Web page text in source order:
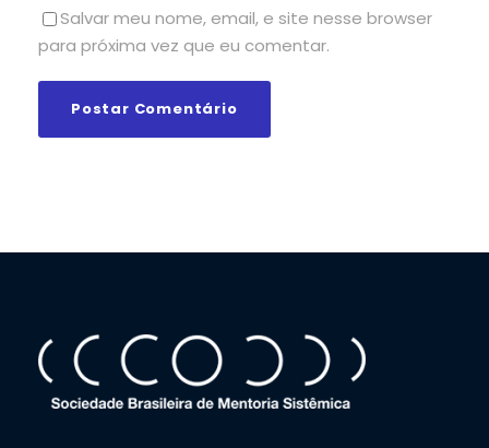
Salvar meu nome, email, e site nesse browser
para próxima vez que eu comentar.